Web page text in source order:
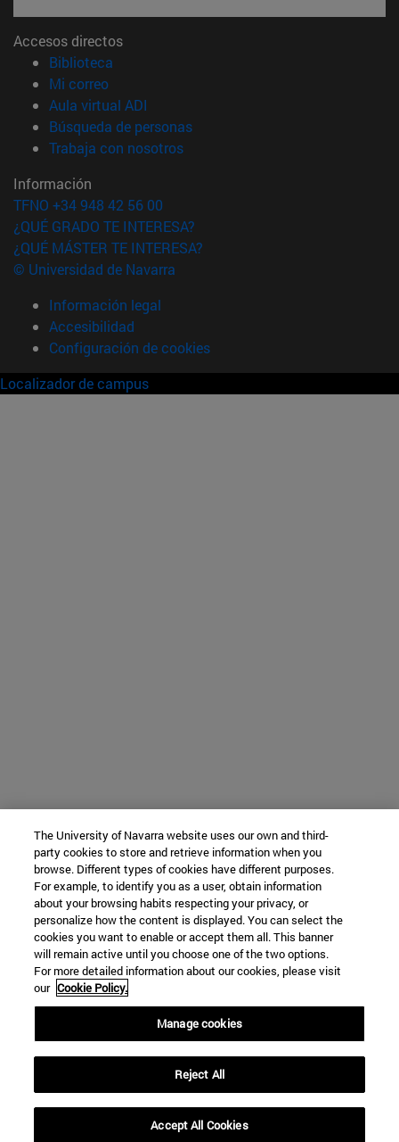
Accesos directos
Biblioteca
Mi correo(abre en nueva ventana)
Aula virtual ADI
Búsqueda de personas(abre en nueva ventana)
Trabaja con nosotros(abre en nueva ventana)
Información
TFNO +34 948 42 56 00
¿QUÉ GRADO TE INTERESA?
¿QUÉ MÁSTER TE INTERESA?
© Universidad de Navarra
Información legal
Accesibilidad
Configuración de cookies
Localizador de campus
The University of Navarra website uses our own and third-
party cookies to store and retrieve information when you
browse. Different types of cookies have different purposes.
For example, to identify you as a user, obtain information
about your browsing habits respecting your privacy, or
personalize how the content is displayed. You can select the
cookies you want to enable or accept them all. This banner
will remain active until you choose one of the two options.
For more detailed information about our cookies, please visit
our Cookie Policy.
Manage cookies
Reject All
Accept All Cookies